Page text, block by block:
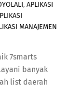
,APLIKASI
MANAJEMEN
7smarts
banyak
list daerah